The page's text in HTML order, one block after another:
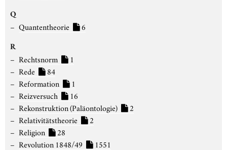
Q
Quantentheorie 6
R
Rechtsnorm
1
Rede
84
Reformation
1
Reizversuch
16
Rekonstruktion (Paläontologie)
2
Relativitätstheorie
2
Religion
28
Revolution 1848/49
1551